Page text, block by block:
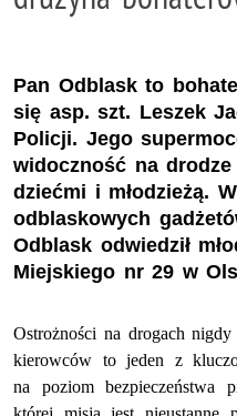
Pan Odblask to
się asp. szt. Leszek
Policji. Jego
widoczność na
dziećmi i młodzieżą.
odblaskowych
Odblask odwiedził
Miejskiego nr 29 w
Ostrożności na drogach
kierowców to jeden z
na poziom bezpieczeństwa